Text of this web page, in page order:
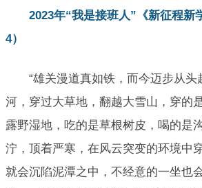
2023年“我是接班人”《新征程新
4）
“雄关漫道真如铁，而今迈步从头
河，穿过大草地，翻越大雪山，穿的
露野湿地，吃的是草根树皮，喝的是
泞，顶着严寒，在风云突变的环境中
就会沉陷泥潭之中，不经意的一坐也